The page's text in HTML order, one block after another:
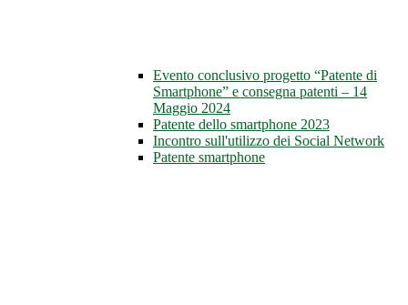
Evento conclusivo progetto “Patente di
Smartphone” e consegna patenti – 14
Maggio 2024
Patente dello smartphone 2023
Incontro sull'utilizzo dei Social Network
Patente smartphone